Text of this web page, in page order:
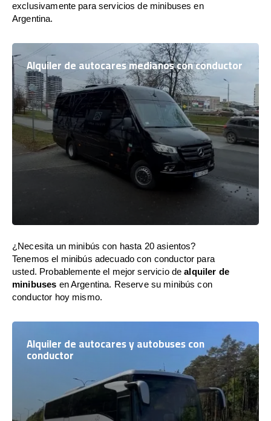
exclusivamente para servicios de minibuses en
Argentina.
Alquiler de autocares medianos con conductor
¿Necesita un minibús con hasta 20 asientos?
Tenemos el minibús adecuado con conductor para
usted. Probablemente el mejor servicio dealquiler de
minibuses en Argentina. Reserve su minibús con
conductor hoy mismo.
Alquiler de autocares y autobuses con
conductor